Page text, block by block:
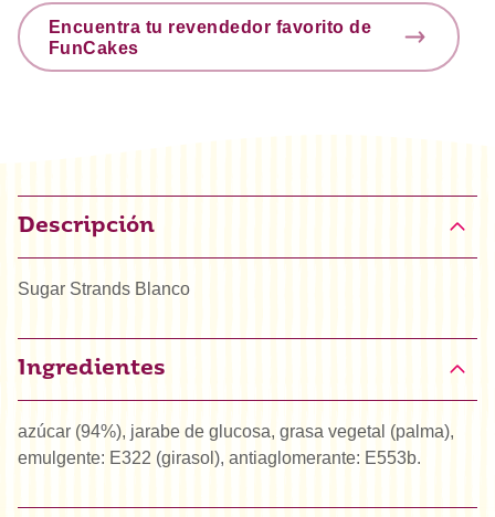
Encuentra tu revendedor favorito de
FunCakes
Descripción
Sugar Strands Blanco
Ingredientes
azúcar (94%), jarabe de glucosa, grasa vegetal (palma),
emulgente: E322 (girasol), antiaglomerante: E553b.